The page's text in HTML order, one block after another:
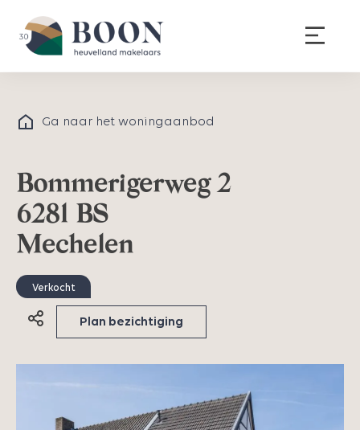
Ga naar het woningaanbod
Bommerigerweg 2
6281 BS
Mechelen
Verkocht
Plan bezichtiging